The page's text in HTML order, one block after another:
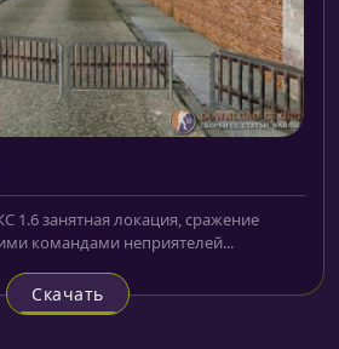
1.6 занятная локация, сражение
командами неприятелей...
Скачать